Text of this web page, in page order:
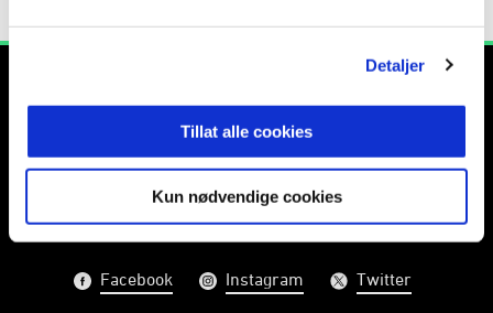
Detaljer
Tillat alle cookies
Kun nødvendige cookies
E-post:info@rbk.no Kontakt oss
Facebook Instagram Twitter